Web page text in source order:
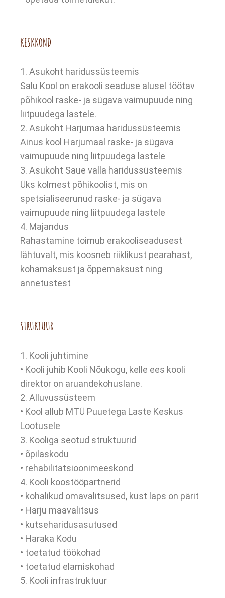
KESKKOND
1. Asukoht haridussüsteemis
Salu Kool on erakooli seaduse alusel töötav
põhikool raske- ja sügava vaimupuude ning
liitpuudega lastele.
2. Asukoht Harjumaa haridussüsteemis
Ainus kool Harjumaal raske- ja sügava
vaimupuude ning liitpuudega lastele
3. Asukoht Saue valla haridussüsteemis
Üks kolmest põhikoolist, mis on
spetsialiseerunud raske- ja sügava
vaimupuude ning liitpuudega lastele
4. Majandus
Rahastamine toimub erakooliseadusest
lähtuvalt, mis koosneb riiklikust pearahast,
kohamaksust ja õppemaksust ning
annetustest
STRUKTUUR
1. Kooli juhtimine
• Kooli juhib Kooli Nõukogu, kelle ees kooli
direktor on aruandekohuslane.
2. Alluvussüsteem
• Kool allub MTÜ Puuetega Laste Keskus
Lootusele
3. Kooliga seotud struktuurid
• õpilaskodu
• rehabilitatsioonimeeskond
4. Kooli koostööpartnerid
• kohalikud omavalitsused, kust laps on pärit
• Harju maavalitsus
• kutseharidusasutused
• Haraka Kodu
• toetatud töökohad
• toetatud elamiskohad
5. Kooli infrastruktuur